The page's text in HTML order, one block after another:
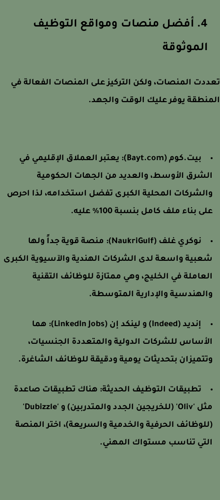
4. أفضل منصات ومواقع التوظيف
الموثوقة
المنصات، ولكن التركيز على المنصات الفعالة في
يوفر عليك الوقت والجهد.
بيت.كوم (Bayt.com): يعتبر العملاق الإقليمي في
الأوسط، والعديد من الجهات الحكومية
المحلية الكبرى تفضل استخدامه، لذا احرص
بناء ملف كامل بنسبة 100% عليه.
نوكري غلف (NaukriGulf): منصة قوية جداً ولها
واسعة لدى الشركات الهندية والآسيوية الكبرى
في الخليج، وهي ممتازة للوظائف التقنية
والإدارية المتوسطة.
إنديد (Indeed) و لينكد إن (LinkedIn Jobs): هما
للشركات الدولية والمتعددة الجنسيات،
بتحديثات يومية ودقيقة للوظائف الشاغرة.
تطبيقات التوظيف الحديثة: هناك تطبيقات صاعدة
مثل 'Oliv' (للخريجين الجدد والمتدربين) و 'Dubizzle'
الحرفية والخدمية والسريعة)، اختر المنصة
تناسب مستواك المهني.